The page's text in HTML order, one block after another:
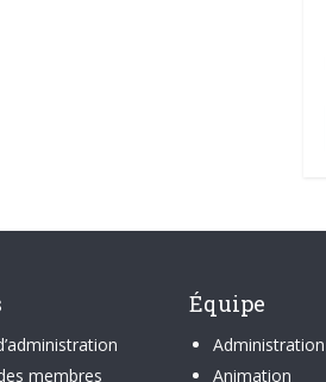
membres
Équipe
Administration
Animation